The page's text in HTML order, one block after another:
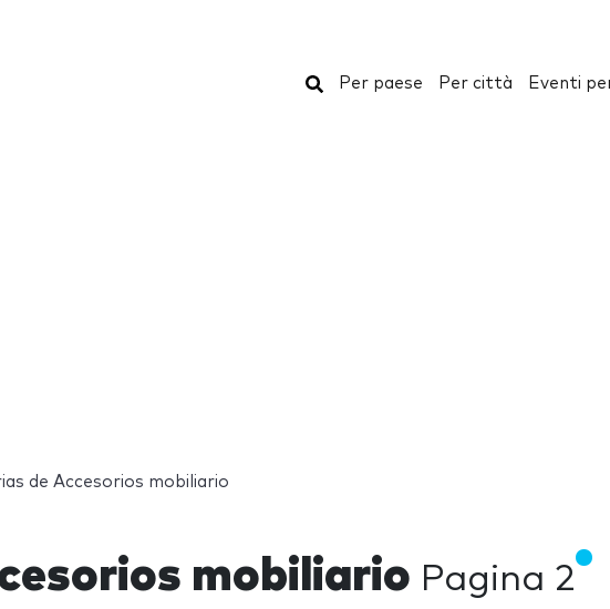
Cerca
Per paese Per città Eventi
de Accesorios mobiliario
mobiliario Pagina 2